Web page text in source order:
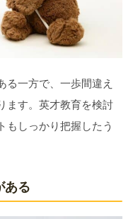
一方で、一歩間違え
ます。英才教育を検討
もしっかり把握したう
ある